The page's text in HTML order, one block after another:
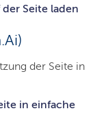
Seite laden
der Seite in
in einfache
...